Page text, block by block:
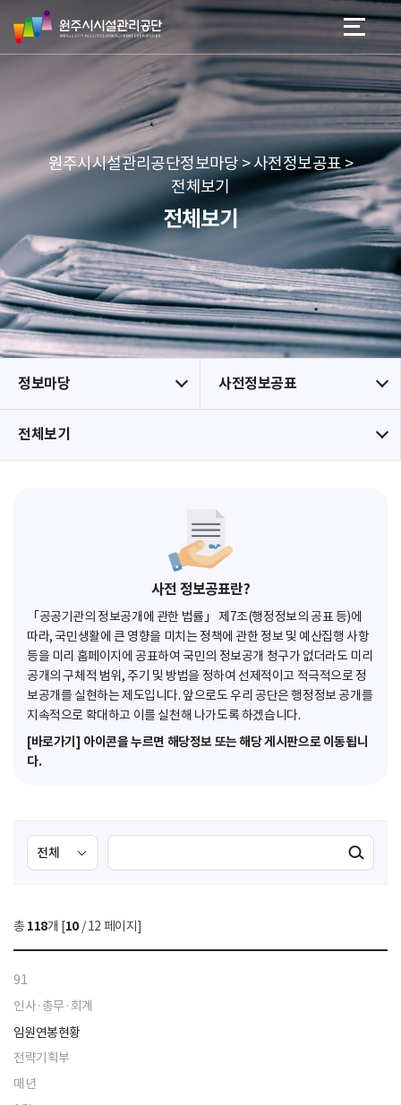
네
본문 바로가기
메뉴 바로가기
원
주
시
리
공
단
원주시시설관리공단정보마당 > 사전정보공표 >
전체보기
전체보기
정보마당 사전정보공표
전체보기
사전 정보공표란?
「공공기관의 정보공개에 관한 법률」 제7조(행정정보의 공표 등)에
따라, 국민생활에 큰 영향을 미치는 정책에 관한 정보 및 예산집행 사항
등을 미리 홈페이지에 공표하여 국민의 정보공개 청구가 없더라도 미리
공개의 구체적 범위, 주기 및 방법을 정하여 선제적이고 적극적으로 정
보공개를 실현하는 제도입니다. 앞으로도 우리 공단은 행정정보 공개를
지속적으로 확대하고 이를 실천해 나가도록 하겠습니다.
[바로가기] 아이콘을 누르면 해당정보 또는 해당 게시판으로 이동됩니
다.
검
색
선
택
색
검색실행
총 118개 [10 / 12 페이지]
91
인사·총무·회계
임원연봉현황
전략기획부
매년